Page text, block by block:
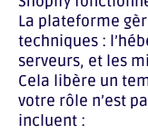
La plateforme
techniques :
serveurs, et les
Cela libère un
votre rôle n’est
incluent :